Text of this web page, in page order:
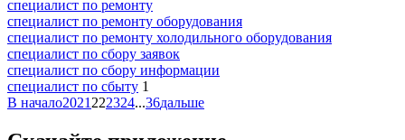
специалист по ремонту
специалист по ремонту оборудования
специалист по ремонту холодильного оборудования
специалист по сбору заявок
специалист по сбору информации
специалист по сбыту 1
В начало2021 222324...36дальше